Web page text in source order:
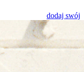
dodaj swój